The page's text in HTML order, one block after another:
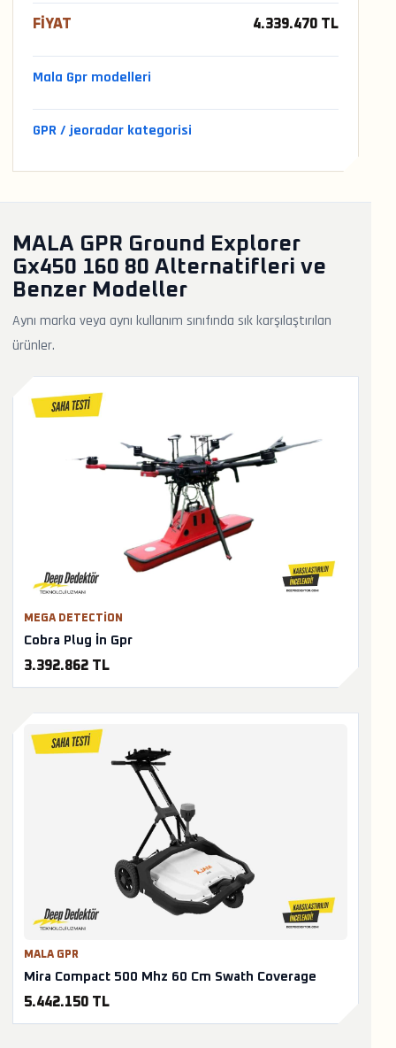
FIYAT 4.339.470 TL
Mala Gpr modelleri
GPR / jeoradar kategorisi
MALA GPR Ground Explorer
Gx450 160 80 Alternatifleri ve
Benzer Modeller
Aynı marka veya aynı kullanım sınıfında sık karşılaştırılan
ürünler.
MEGA DETECTION
Cobra Plug İn Gpr
3.392.862 TL
MALA GPR
Mira Compact 500 Mhz 60 Cm Swath Coverage
5.442.150 TL